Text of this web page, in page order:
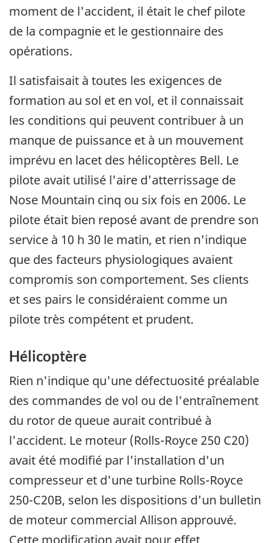
moment de l'accident, il était le chef pilote
de la compagnie et le gestionnaire des
opérations.
Il satisfaisait à toutes les exigences de
formation au sol et en vol, et il connaissait
les conditions qui peuvent contribuer à un
manque de puissance et à un mouvement
imprévu en lacet des hélicoptères Bell. Le
pilote avait utilisé l'aire d'atterrissage de
Nose Mountain cinq ou six fois en 2006. Le
pilote était bien reposé avant de prendre son
service à 10 h 30 le matin, et rien n'indique
que des facteurs physiologiques avaient
compromis son comportement. Ses clients
et ses pairs le considéraient comme un
pilote très compétent et prudent.
Hélicoptère
Rien n'indique qu'une défectuosité préalable
des commandes de vol ou de l'entraînement
du rotor de queue aurait contribué à
l'accident. Le moteur (Rolls-Royce 250 C20)
avait été modifié par l'installation d'un
compresseur et d'une turbine Rolls-Royce
250-C20B, selon les dispositions d'un bulletin
de moteur commercial Allison approuvé.
Cette modification avait pour effet